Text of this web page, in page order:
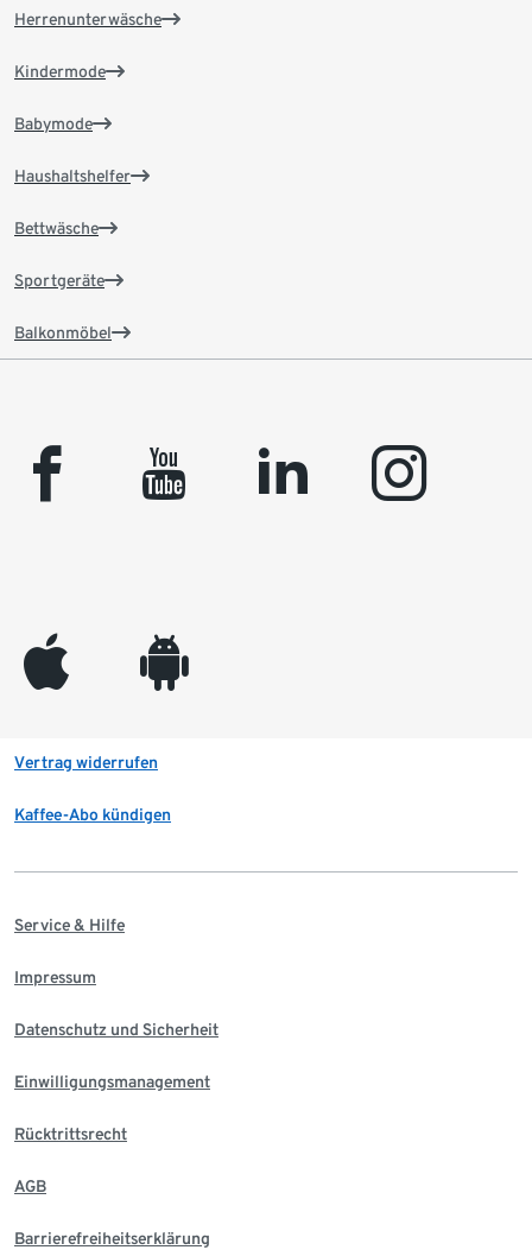
Herrenunterwäsche
Kindermode
Babymode
Haushaltshelfer
Bettwäsche
Sportgeräte
Balkonmöbel
facebook youtube linkedin instagram
appleinc android
Vertrag widerrufen
Kaffee-Abo kündigen
Service & Hilfe
Impressum
Datenschutz und Sicherheit
Einwilligungsmanagement
Rücktrittsrecht
AGB
Barrierefreiheitserklärung